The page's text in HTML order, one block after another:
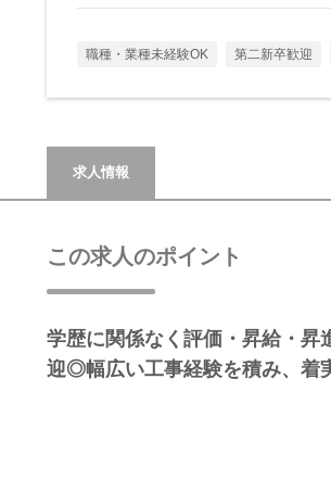
職種・業種未経験OK 第二新卒歓迎
求人情報
この求人のポイント
学歴に関係なく評価・昇給・昇
迎◎幅広い工事経験を積み、着